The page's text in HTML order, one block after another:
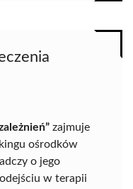
zajmuje
ośrodków
o jego
w terapii